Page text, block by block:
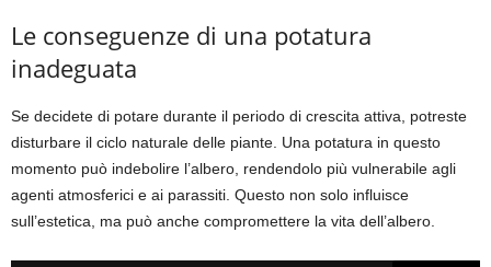
Le conseguenze di una potatura
inadeguata
Se decidete di potare durante il periodo di crescita attiva, potreste
disturbare il ciclo naturale delle piante. Una potatura in questo
momento può indebolire l’albero, rendendolo più vulnerabile agli
agenti atmosferici e ai parassiti. Questo non solo influisce
sull’estetica, ma può anche compromettere la vita dell’albero.